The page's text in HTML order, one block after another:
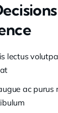
lectus
ac purus